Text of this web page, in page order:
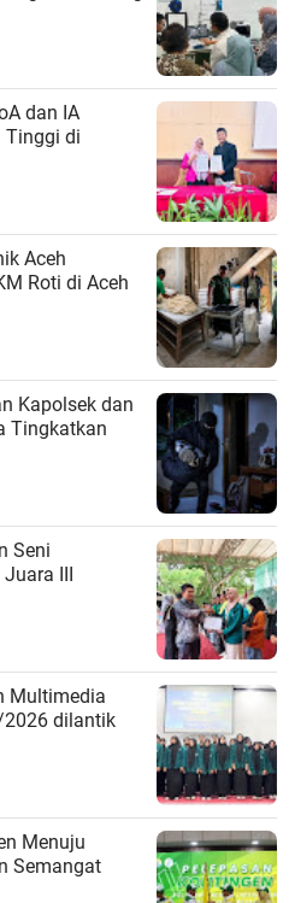
dan IA
Tinggi di
Aceh
Roti di Aceh
Kapolsek dan
Tingkatkan
Seni
Juara III
Multimedia
2026 dilantik
Menuju
Semangat